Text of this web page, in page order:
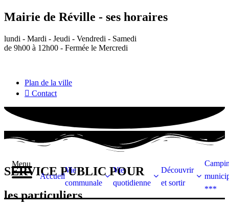
contenu
principal
Mairie de Réville - ses horaires
lundi - Mardi - Jeudi - Vendredi - Samedi
de 9h00 à 12h00 - Fermée le Mercredi
Plan de la ville
Contact
Menu
Accueil
Vie
communale
Vie
quotidienne
Découvrir
et sortir
***
SERVICE PUBLIC POUR​
les particuliers